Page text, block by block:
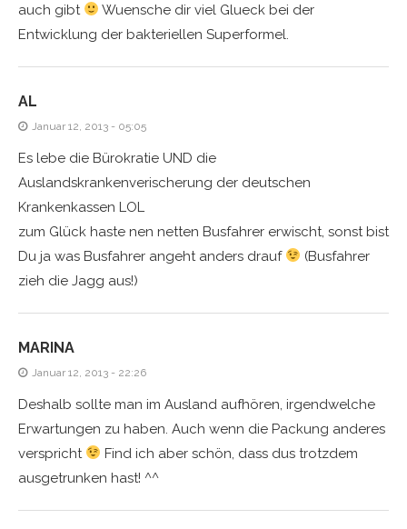
auch gibt
Wuensche dir viel Glueck bei der
Entwicklung der bakteriellen Superformel.
AL
Januar 12, 2013 - 05:05
Es lebe die Bürokratie UND die
Auslandskrankenverischerung der deutschen
Krankenkassen LOL
zum Glück haste nen netten Busfahrer erwischt, sonst bist
Du ja was Busfahrer angeht anders drauf
(Busfahrer
zieh die Jagg aus!)
MARINA
Januar 12, 2013 - 22:26
Deshalb sollte man im Ausland aufhören, irgendwelche
Erwartungen zu haben. Auch wenn die Packung anderes
verspricht
Find ich aber schön, dass dus trotzdem
ausgetrunken hast! ^^